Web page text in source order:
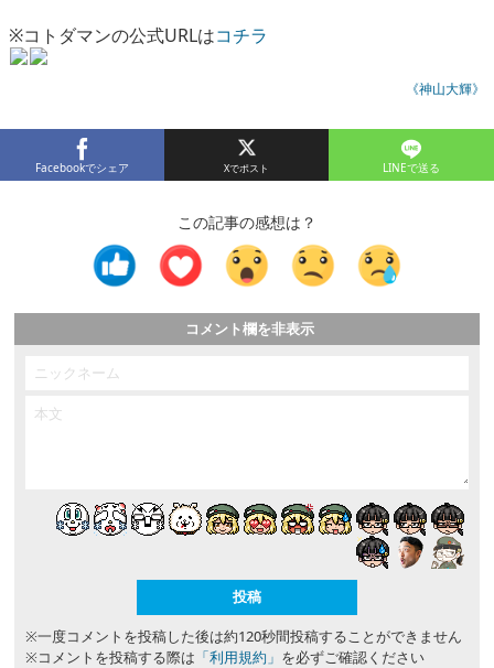
※コトダマンの公式URLはコチラ
《神山大輝》
Facebookでシェア LINEで送る
この記事の感想は？
コメント欄を非表示
※一度コメントを投稿した後は約120秒間投稿することができません
※コメントを投稿する際は 「利用規約」 を必ずご確認ください